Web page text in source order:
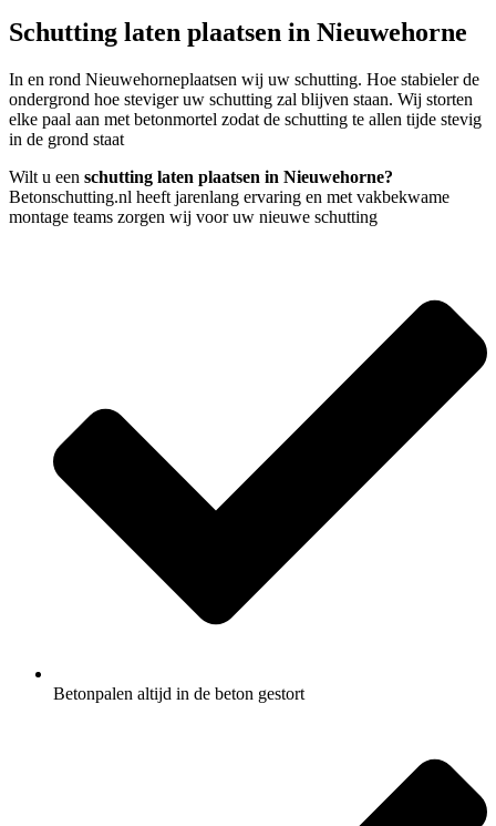
Schutting laten plaatsen in Nieuwehorne
In en rond Nieuwehorneplaatsen wij uw schutting. Hoe stabieler de
ondergrond hoe steviger uw schutting zal blijven staan. Wij storten
elke paal aan met betonmortel zodat de schutting te allen tijde stevig
in de grond staat
Wilt u een schutting laten plaatsen in Nieuwehorne?
Betonschutting.nl heeft jarenlang ervaring en met vakbekwame
montage teams zorgen wij voor uw nieuwe schutting
Betonpalen altijd in de beton gestort